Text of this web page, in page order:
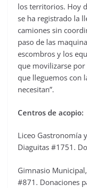
los territorios. Hoy
se ha registrado la
camiones sin
paso de las
escombros y los
que movilizarse
que lleguemos con
necesitan”.
Centros de acopio:
Liceo Gastronomía
Diaguitas #1751.
Gimnasio
#871. Donaciones